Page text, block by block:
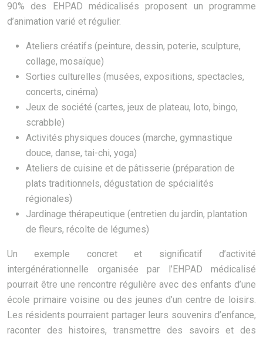
90% des EHPAD médicalisés proposent un programme
d’animation varié et régulier.
Ateliers créatifs (peinture, dessin, poterie, sculpture,
collage, mosaïque)
Sorties culturelles (musées, expositions, spectacles,
concerts, cinéma)
Jeux de société (cartes, jeux de plateau, loto, bingo,
scrabble)
Activités physiques douces (marche, gymnastique
douce, danse, tai-chi, yoga)
Ateliers de cuisine et de pâtisserie (préparation de
plats traditionnels, dégustation de spécialités
régionales)
Jardinage thérapeutique (entretien du jardin, plantation
de fleurs, récolte de légumes)
Un exemple concret et significatif d’activité
intergénérationnelle organisée par l’EHPAD médicalisé
pourrait être une rencontre régulière avec des enfants d’une
école primaire voisine ou des jeunes d’un centre de loisirs.
Les résidents pourraient partager leurs souvenirs d’enfance,
raconter des histoires, transmettre des savoirs et des